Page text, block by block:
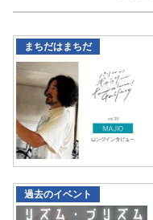
まちだはまちだ
過去のイベント